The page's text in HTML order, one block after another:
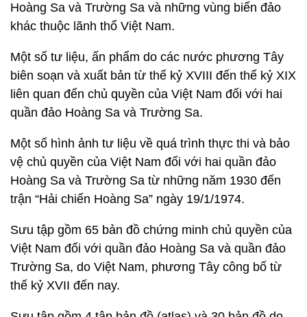
Hoàng Sa và Trường Sa và những vùng biển đảo
khác thuộc lãnh thổ Việt Nam.
Một số tư liệu, ấn phẩm do các nước phương Tây
biên soạn và xuất bản từ thế kỷ XVIII đến thế kỷ XIX
liên quan đến chủ quyền của Việt Nam đối với hai
quần đảo Hoàng Sa và Trường Sa.
Một số hình ảnh tư liệu về quá trình thực thi và bảo
vệ chủ quyền của Việt Nam đối với hai quần đảo
Hoàng Sa và Trường Sa từ những năm 1930 đến
trận “Hải chiến Hoàng Sa” ngày 19/1/1974.
Sưu tập gồm 65 bản đồ chứng minh chủ quyền của
Việt Nam đối với quần đảo Hoàng Sa và quần đảo
Trường Sa, do Việt Nam, phương Tây công bố từ
thế kỷ XVII đến nay.